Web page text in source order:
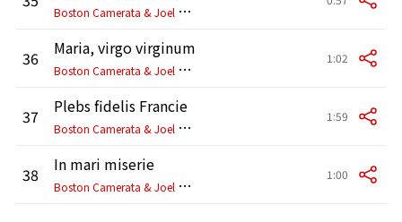
B
oston Camerata & Joel Cohen
36
Maria, virgo virginum
B
oston Camerata & Joel Cohen
1:02
37
Plebs fidelis Francie
B
oston Camerata & Joel Cohen
1:59
38
In mari miserie
B
oston Camerata & Joel Cohen
1:00